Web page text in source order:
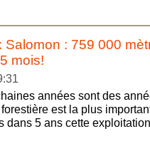
Salomon : 759 000
mois!
années sont des
est la plus
dans 5 ans cette